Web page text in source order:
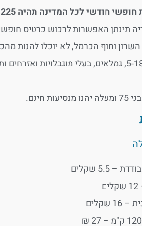
לכל המדינה תהיה 225 ש"ח, (למעט קווי אילת והערבה).
וחוף הכרמל, לא יוכלו להנות
חינם.
5.5 שקלים
שקלים